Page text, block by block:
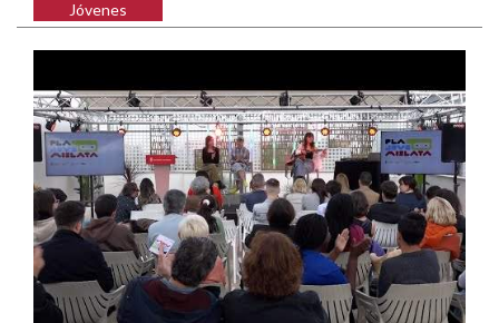
Jóvenes